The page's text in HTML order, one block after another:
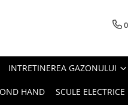
INTRETINEREA GAZONULUI
HAND SCULE ELECTRICE